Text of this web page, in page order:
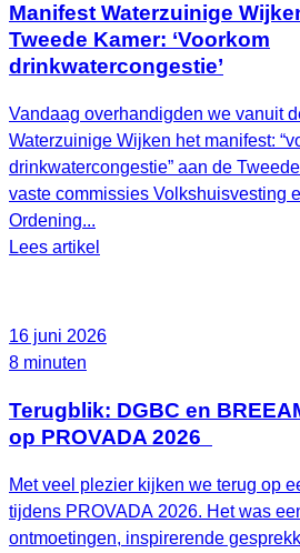
Manifest Waterzuinige
Tweede Kamer: ‘Voorkom
drinkwatercongestie’
Vandaag overhandigden we vanuit
Waterzuinige Wijken het manifest:
drinkwatercongestie” aan de
vaste commissies Volkshuisvesting
Ordening...
Lees artikel
16 juni 2026
8 minuten
Terugblik: DGBC en
op PROVADA 2026
Met veel plezier kijken we terug op
tijdens PROVADA 2026. Het was
ontmoetingen, inspirerende